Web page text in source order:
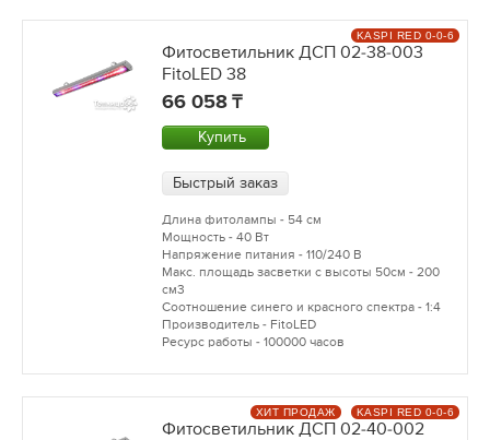
Фитосветильник ДСП 02-38-003
FitoLED 38
66 058
Купить
Быстрый заказ
Длина фитолампы - 54 см
Мощность - 40 Вт
Напряжение питания - 110/240 В
Макс. площадь засветки с высоты 50см - 200
см3
Соотношение синего и красного спектра - 1:4
Производитель - FitoLED
Ресурс работы - 100000 часов
KASPI RED 0-0-6
Фитосветильник ДСП 02-40-002
ХИТ ПРОДАЖ KASPI RED 0-0-6